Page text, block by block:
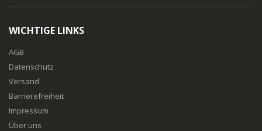
WICHTIGE LINKS
AGB
Datenschutz
Versand
Barrierefreiheit
Impressum
Über uns